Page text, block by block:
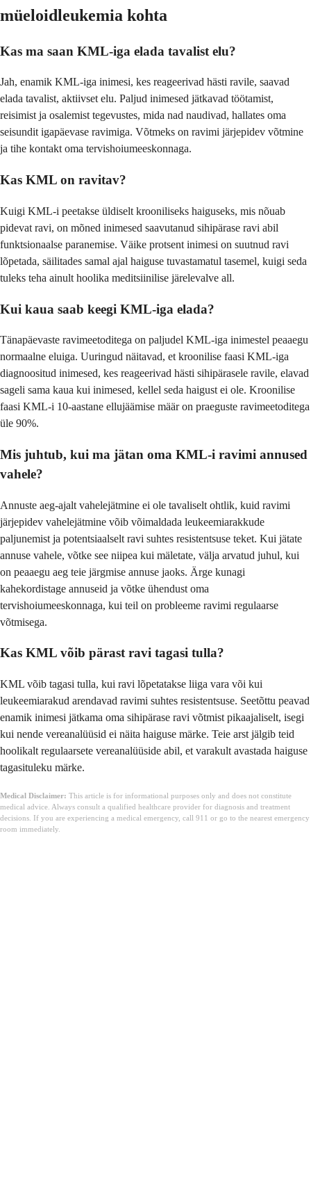
müeloidleukemia kohta
Kas ma saan KML-iga elada tavalist elu?
Jah, enamik KML-iga inimesi, kes reageerivad hästi ravile, saavad
elada tavalist, aktiivset elu. Paljud inimesed jätkavad töötamist,
reisimist ja osalemist tegevustes, mida nad naudivad, hallates oma
seisundit igapäevase ravimiga. Võtmeks on ravimi järjepidev võtmine
ja tihe kontakt oma tervishoiumeeskonnaga.
Kas KML on ravitav?
Kuigi KML-i peetakse üldiselt krooniliseks haiguseks, mis nõuab
pidevat ravi, on mõned inimesed saavutanud sihipärase ravi abil
funktsionaalse paranemise. Väike protsent inimesi on suutnud ravi
lõpetada, säilitades samal ajal haiguse tuvastamatul tasemel, kuigi seda
tuleks teha ainult hoolika meditsiinilise järelevalve all.
Kui kaua saab keegi KML-iga elada?
Tänapäevaste ravimeetoditega on paljudel KML-iga inimestel peaaegu
normaalne eluiga. Uuringud näitavad, et kroonilise faasi KML-iga
diagnoositud inimesed, kes reageerivad hästi sihipärasele ravile, elavad
sageli sama kaua kui inimesed, kellel seda haigust ei ole. Kroonilise
faasi KML-i 10-aastane ellujäämise määr on praeguste ravimeetoditega
üle 90%.
Mis juhtub, kui ma jätan oma KML-i ravimi annused
vahele?
Annuste aeg-ajalt vahelejätmine ei ole tavaliselt ohtlik, kuid ravimi
järjepidev vahelejätmine võib võimaldada leukeemiarakkude
paljunemist ja potentsiaalselt ravi suhtes resistentsuse teket. Kui jätate
annuse vahele, võtke see niipea kui mäletate, välja arvatud juhul, kui
on peaaegu aeg teie järgmise annuse jaoks. Ärge kunagi
kahekordistage annuseid ja võtke ühendust oma
tervishoiumeeskonnaga, kui teil on probleeme ravimi regulaarse
võtmisega.
Kas KML võib pärast ravi tagasi tulla?
KML võib tagasi tulla, kui ravi lõpetatakse liiga vara või kui
leukeemiarakud arendavad ravimi suhtes resistentsuse. Seetõttu peavad
enamik inimesi jätkama oma sihipärase ravi võtmist pikaajaliselt, isegi
kui nende vereanalüüsid ei näita haiguse märke. Teie arst jälgib teid
hoolikalt regulaarsete vereanalüüside abil, et varakult avastada haiguse
tagasituleku märke.
Medical Disclaimer: This article is for informational purposes only and does not constitute
medical advice. Always consult a qualified healthcare provider for diagnosis and treatment
decisions. If you are experiencing a medical emergency, call 911 or go to the nearest emergency
room immediately.